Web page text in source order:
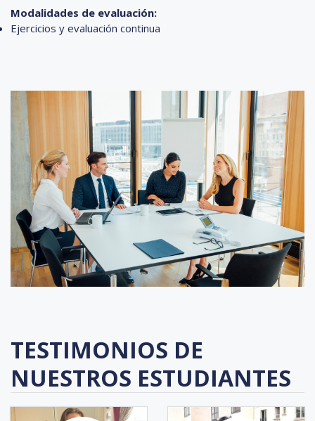
Modalidades de evaluación:
Ejercicios y evaluación continua
TESTIMONIOS DE
NUESTROS ESTUDIANTES